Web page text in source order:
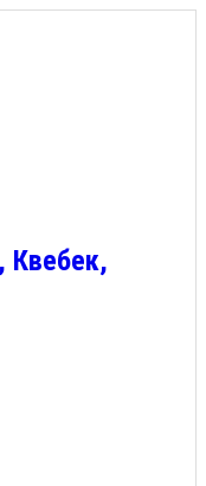
Квебек,